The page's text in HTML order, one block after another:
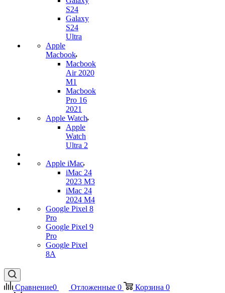
S24
Galaxy
S24
Ultra
Apple
Macbook
Macbook
Air 2020
M1
Macbook
Pro 16
2021
Apple Watch
Apple
Watch
Ultra 2
Apple iMac
iMac 24
2023 M3
iMac 24
2024 M4
Google Pixel 8
Pro
Google Pixel 9
Pro
Google Pixel
8A
Сравнение0 Отложенные 0 Корзина 0